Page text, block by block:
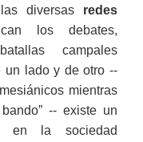
diversas redes
los debates,
campales
un lado y de otro --
mientras
-- existe un
en la sociedad